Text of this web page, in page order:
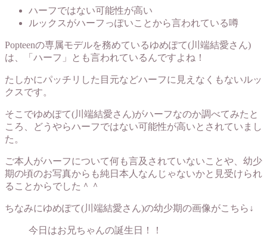
ハーフではない可能性が高い
ルックスがハーフっぽいことから言われている噂
Popteenの専属モデルを務めているゆめぽて(川端結愛さん)
は、「ハーフ」とも言われているんですよね！
たしかにパッチリした目元などハーフに見えなくもないルッ
クスです。
そこでゆめぽて(川端結愛さん)がハーフなのか調べてみたと
ころ、どうやらハーフではない可能性が高いとされていまし
た。
ご本人がハーフについて何も言及されていないことや、幼少
期の頃のお写真からも純日本人なんじゃないかと見受けられ
ることからでした＾＾
ちなみにゆめぽて(川端結愛さん)の幼少期の画像がこちら↓
今日はお兄ちゃんの誕生日！！